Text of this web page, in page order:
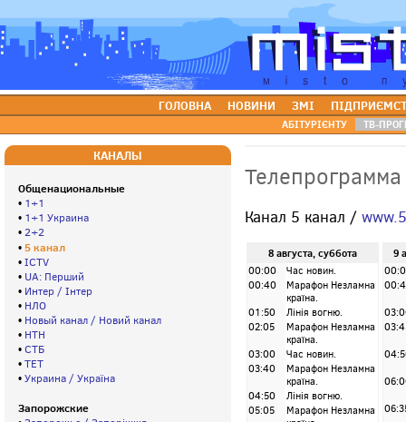
ГОЛОВНА НОВИНИ ЗМІ
АБІТУРІЄНТУ ТВ-
КАНАЛЫ
Общенациональные
• 1+1
• 1+1 Украина
•2+2
•5 канал
•ICTV
• UA: Перший
• Интер / Інтер
• НЛО
• Новый канал / Новий канал
• НТН
•СТБ
•ТЕТ
•Украина / Україна
Запорожские
Канал 5 канал /
8 августа, суббота
00:00
Час новин.
00:40
Марафон Незламна
країна.
01:50
Лінія вогню.
02:05
Марафон Незламна
країна.
03:00
Час новин.
03:40
Марафон Незламна
країна.
04:50
Лінія вогню.
05:05
Марафон Незламна
9